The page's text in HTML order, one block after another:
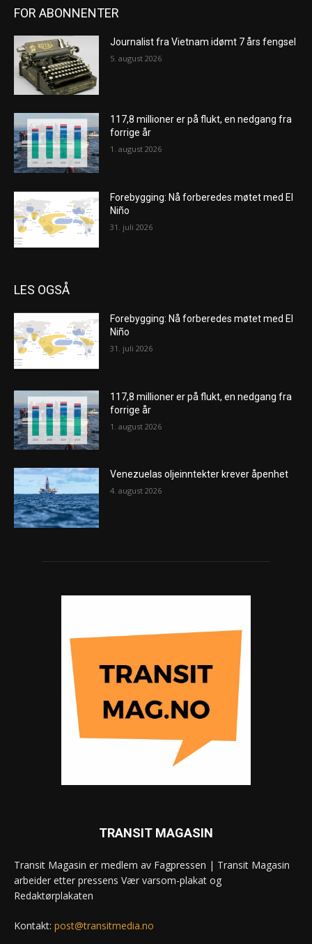
FOR ABONNENTER
Journalist fra Vietnam idømt 7 års fengsel
5. august 2026
117,8 millioner er på flukt, en nedgang fra
forrige år
1. august 2026
Forebygging: Nå forberedes møtet med El
Niño
31. juli 2026
LES OGSÅ
Forebygging: Nå forberedes møtet med El
Niño
31. juli 2026
117,8 millioner er på flukt, en nedgang fra
forrige år
1. august 2026
Venezuelas oljeinntekter krever åpenhet
4. august 2026
TRANSIT MAGASIN
Transit Magasin er medlem av Fagpressen | Transit Magasin
arbeider etter pressens Vær varsom-plakat og
Redaktørplakaten
Kontakt: post@transitmedia.no